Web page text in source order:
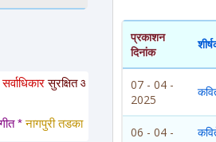
आहेत. या साईटवरचे साहित्य इतरांना
तडका * लावणी * अंगाईगीत * शेतकरीगीत *
प्रकाशन
दिनांक
07 - 04 -
2025
06 - 04 -